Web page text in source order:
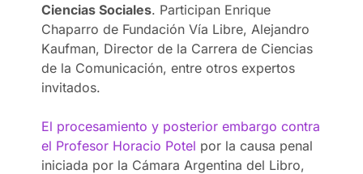
Ciencias Sociales. Participan Enrique
Chaparro de Fundación Vía Libre, Alejandro
Kaufman, Director de la Carrera de Ciencias
de la Comunicación, entre otros expertos
invitados.
El procesamiento y posterior embargo contra
el Profesor Horacio Potel por la causa penal
iniciada por la Cámara Argentina del Libro,